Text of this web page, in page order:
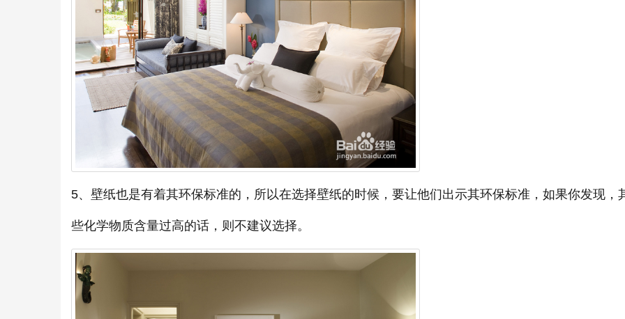
5、壁纸也是有着其环保标准的，所以在选择壁纸的时候，要让他们出示其环保标准，如果你发现，
些化学物质含量过高的话，则不建议选择。